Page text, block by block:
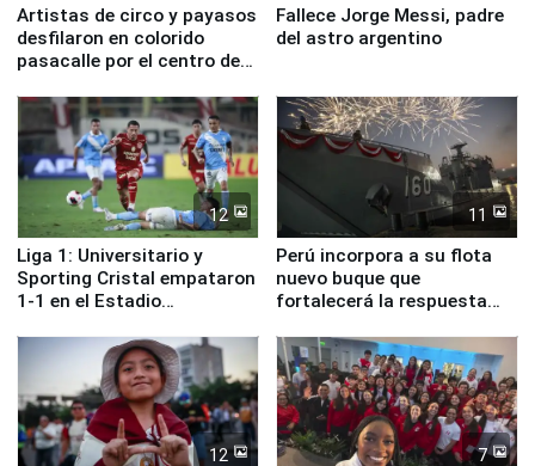
Artistas de circo y payasos
desfilaron en colorido
pasacalle por el centro de
Fallece Jorge Messi, padre
del astro argentino
12
Liga 1: Universitario y
Sporting Cristal empataron
1-1 en el Estadio
11
Perú incorpora a su flota
nuevo buque que
fortalecerá la respuesta
12 7